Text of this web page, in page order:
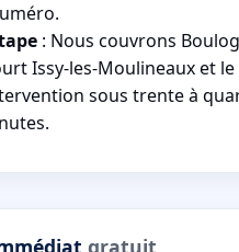
: Nous couvrons
Issy-les-Moulineaux et le
sous trente à
gratuit